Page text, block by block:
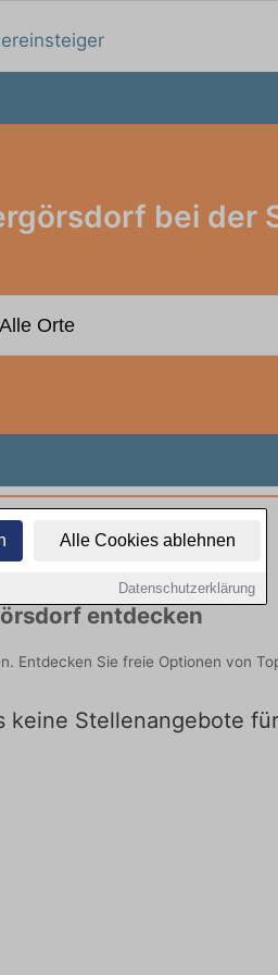
Alle Cookies ablehnen
Datenschutzerklärung
bei der
Quereinsteiger
entdecken
Entdecken Sie freie Optionen von
Stellenangebote